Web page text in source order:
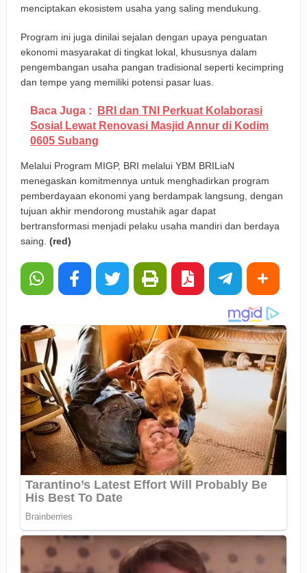
menciptakan ekosistem usaha yang saling mendukung.
Program ini juga dinilai sejalan dengan upaya penguatan
ekonomi masyarakat di tingkat lokal, khususnya dalam
pengembangan usaha pangan tradisional seperti kecimpring
dan tempe yang memiliki potensi pasar luas.
Baca Juga :
BRI dan TNI Perkuat Kolaborasi
Sosial Lewat Renovasi Masjid Annur di Kodim
0605 Subang
Melalui Program MIGP, BRI melalui YBM BRILiaN
menegaskan komitmennya untuk menghadirkan program
pemberdayaan ekonomi yang berdampak langsung, dengan
tujuan akhir mendorong mustahik agar dapat
bertransformasi menjadi pelaku usaha mandiri dan berdaya
saing. (red)